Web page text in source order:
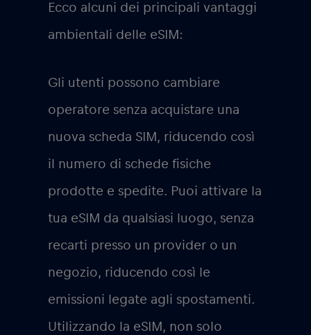
Ecco alcuni dei principali vantaggi
ambientali delle eSIM:
Gli utenti possono cambiare
operatore senza acquistare una
nuova scheda SIM, riducendo così
il numero di schede fisiche
prodotte e spedite. Puoi attivare la
tua eSIM da qualsiasi luogo, senza
recarti presso un provider o un
negozio, riducendo così le
emissioni legate agli spostamenti.
Utilizzando la eSIM, non solo